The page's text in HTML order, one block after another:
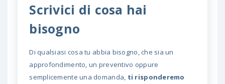
Scrivici di cosa hai
bisogno
Di qualsiasi cosa tu abbia bisogno, che sia un
approfondimento, un preventivo oppure
semplicemente una domanda, ti risponderemo